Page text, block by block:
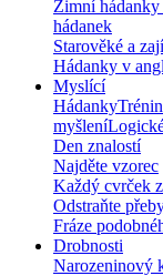
Zimní
hádanek
Starověké a
Hádanky v
Myslící
Hádanky
myšlení
Den znalostí
Najděte vzorec
Každý cvrček
Odstraňte
Fráze
Drobnosti
Narozeninový